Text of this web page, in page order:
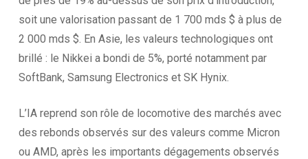
soit une valorisation passant de 1 700 mds $ à plus de
2 000 mds $. En Asie, les valeurs technologiques ont
brillé : le Nikkei a bondi de 5%, porté notamment par
SoftBank, Samsung Electronics et SK Hynix.
L’IA reprend son rôle de locomotive des marchés avec
des rebonds observés sur des valeurs comme Micron
ou AMD, après les importants dégagements observés